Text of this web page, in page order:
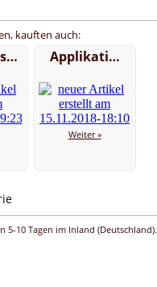
kauften auch:
Applikati…
Weiter »
10 Tagen im Inland (Deutschland).